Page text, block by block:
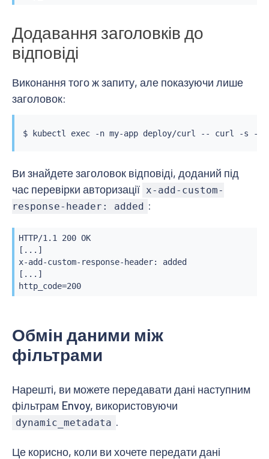
Додавання заголовків до
відповіді
Виконання того ж запиту, але показуючи лише
заголовок:
$ kubectl exec -n my-app deploy/curl -- curl -s -I
Ви знайдете заголовок відповіді, доданий під
час перевірки авторизації x-add-custom-
response-header: added :
HTTP/1.1 200 OK
[...]
x-add-custom-response-header: added
[...]
http_code=200
Обмін даними між
фільтрами
Нарешті, ви можете передавати дані наступним
фільтрам Envoy, використовуючи
dynamic_metadata .
Це корисно, коли ви хочете передати дані